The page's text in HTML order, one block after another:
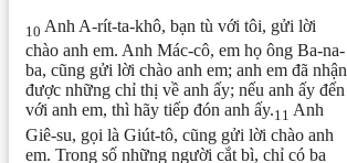
10 Anh A-rít-ta-khô, bạn tù với tôi, gửi lời
chào anh em. Anh Mác-cô, em họ ông Ba-na-
ba, cũng gửi lời chào anh em; anh em đã nhận
được những chỉ thị về anh ấy; nếu anh ấy đến
với anh em, thì hãy tiếp đón anh ấy.11 Anh
Giê-su, gọi là Giút-tô, cũng gửi lời chào anh
em. Trong số những người cắt bì, chỉ có ba